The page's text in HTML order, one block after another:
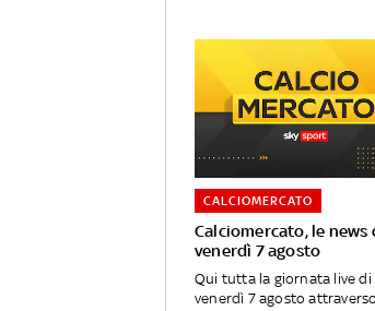
Calciomercato, le news
venerdì 7 agosto
CALCIOMERCATO
Qui tutta la giornata live di
venerdì 7 agosto